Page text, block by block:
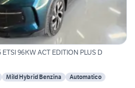
96KW ACT EDITION PLUS D
Mild Hybrid Benzina
Automatico